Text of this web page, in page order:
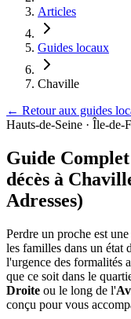
Articles
Guides locaux
Chaville
← Retour aux guides
Hauts-de-Seine · Île-de-
Guide
décès à
Adresses)
Perdre un proche est
les familles dans un état
l'urgence des formalités
que ce soit dans le
Droite ou le long de l'
conçu pour vous